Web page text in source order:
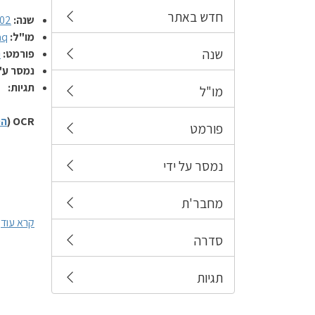
חדש באתר
שנה
מו"ל
פורמט
נמסר על ידי
מחבר'ת
סדרה
תגיות
שנה:
מו"ל:
פורמט:
נמסר
תגיות:
OCR (
קרא עוד